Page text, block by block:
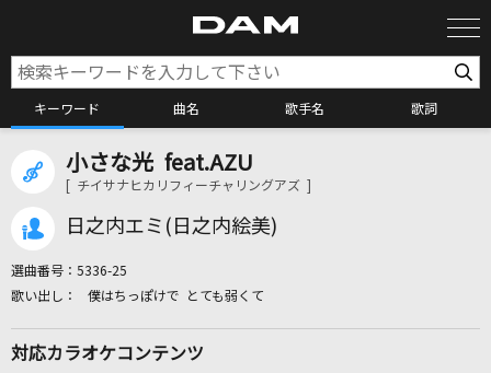
キーワード 曲名 歌手名 歌詞
カラオケ検索
カラオケ店舗検索
小さな光 feat.AZU
[ チイサナヒカリフィーチャリングアズ ]
日之内エミ(日之内絵美)
選曲番号： 5336-25
僕はちっぽけで とても弱くて
対応カラオケコンテンツ